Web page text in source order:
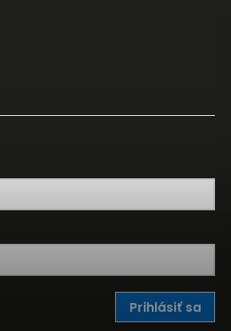
Prihlásiť sa